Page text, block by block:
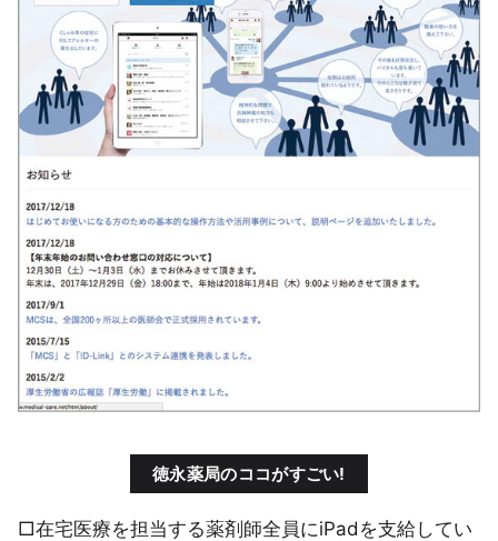
徳永薬局のココがすごい!
□在宅医療を担当する薬剤師全員にiPadを支給してい